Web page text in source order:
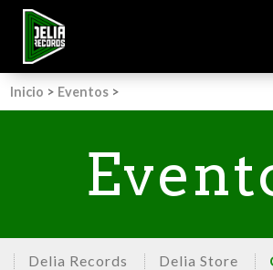
Inicio > Eventos >
Delia Records Delia Store